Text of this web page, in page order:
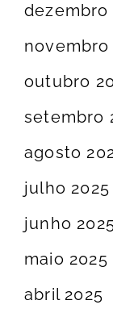
dezembro
novembro
outubro
setembro
agosto
julho 2025
junho
maio 2025
abril 2025